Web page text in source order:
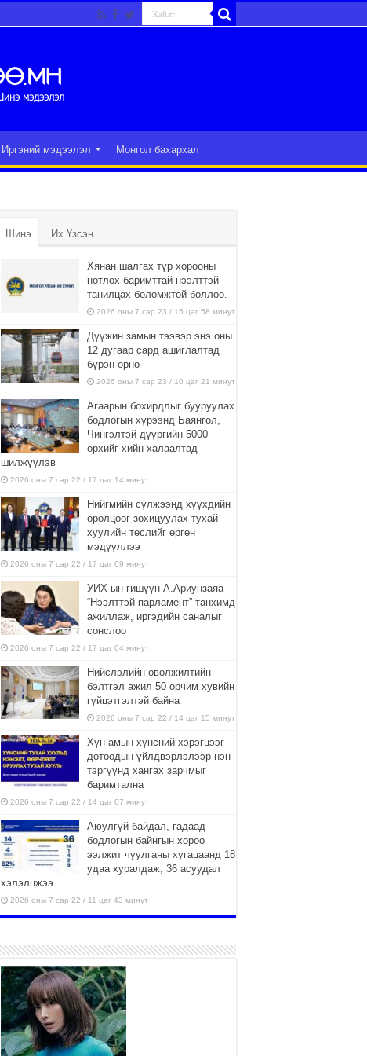
Иргэний мэдээлэл Монгол бахархал
Шинэ Их Үзсэн
Хянан шалгах түр хорооны
нотлох баримттай нээлттэй
танилцах боломжтой боллоо.
2026 оны 7 сар 23 / 15 цаг 58 минут
Дүүжин замын тээвэр энэ оны
12 дугаар сард ашиглалтад
бүрэн орно
2026 оны 7 сар 23 / 10 цаг 21 минут
Агаарын бохирдлыг бууруулах
бодлогын хүрээнд Баянгол,
Чингэлтэй дүүргийн 5000
өрхийг хийн халаалтад
шилжүүлэв
2026 оны 7 сар 22 / 17 цаг 14 минут
Нийгмийн сүлжээнд хүүхдийн
оролцоог зохицуулах тухай
хуулийн төслийг өргөн
мэдүүллээ
2026 оны 7 сар 22 / 17 цаг 09 минут
УИХ-ын гишүүн А.Ариунзаяа
“Нээлттэй парламент” танхимд
ажиллаж, иргэдийн саналыг
сонслоо
2026 оны 7 сар 22 / 17 цаг 04 минут
Нийслэлийн өвөлжилтийн
бэлтгэл ажил 50 орчим хувийн
гүйцэтгэлтэй байна
2026 оны 7 сар 22 / 14 цаг 15 минут
Хүн амын хүнсний хэрэгцээг
дотоодын үйлдвэрлэлээр нэн
тэргүүнд хангах зарчмыг
баримтална
2026 оны 7 сар 22 / 14 цаг 07 минут
Аюулгүй байдал, гадаад
бодлогын байнгын хороо
ээлжит чуулганы хугацаанд 18
удаа хуралдаж, 36 асуудал
хэлэлцжээ
2026 оны 7 сар 22 / 11 цаг 43 минут
боломжтой-Хүүхэд хөгжүүлэх
төв” байгуулах төсөлд төр,
хувийн хэвшлийн түншлэлийн хүрээнд хамтран
ажиллахыг урьж байна
2026 оны 7 сар 22 / 9 цаг 28 минут
Б.Пүрэвдагва: “Урт цагаан”-ыг
залуучууд чөлөөт цагаа